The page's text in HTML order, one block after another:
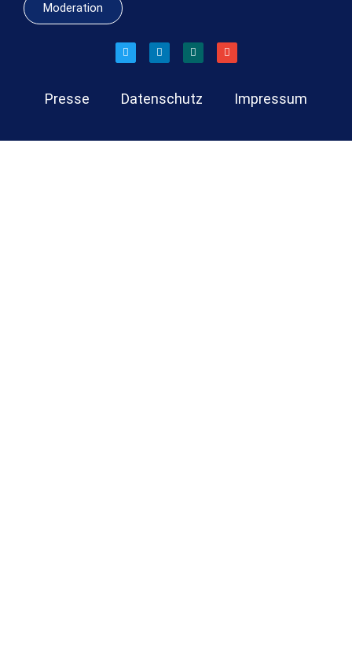
Moderation
Presse Datenschutz Impressum